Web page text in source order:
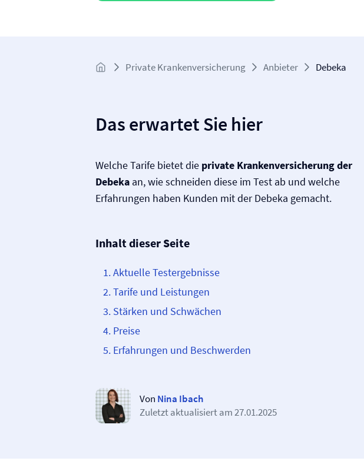
Private Kranken­­versicherung Anbieter Debeka
Das erwartet Sie hier
Welche Tarife bietet die private Kranken­versicherung der
Debeka an, wie schneiden diese im Test ab und welche
Erfahrungen haben Kunden mit der Debeka gemacht.
Inhalt dieser Seite
Aktuelle Testergebnisse
Tarife und Leistungen
Stärken und Schwächen
Preise
Erfahrungen und Beschwerden
Von Nina Ibach
Zuletzt aktualisiert am27.01.2025